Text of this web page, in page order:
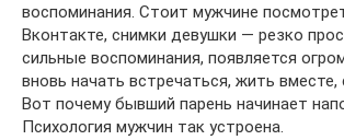
воспоминания. Стоит мужчине
Вконтакте, снимки девушки — резко
сильные воспоминания, появляется
вновь начать встречаться, жить вместе,
Вот почему бывший парень начинает
Психология мужчин так устроена.